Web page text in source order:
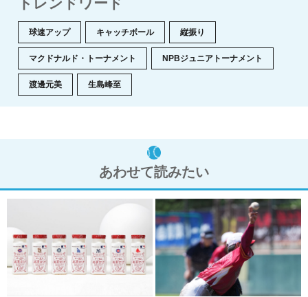
トレンドワード
球速アップ キャッチボール 縦振り
マクドナルド・トーナメント NPBジュニアトーナメント
渡邊元美 生島峰至
あわせて読みたい